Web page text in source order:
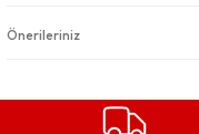
Önerileriniz